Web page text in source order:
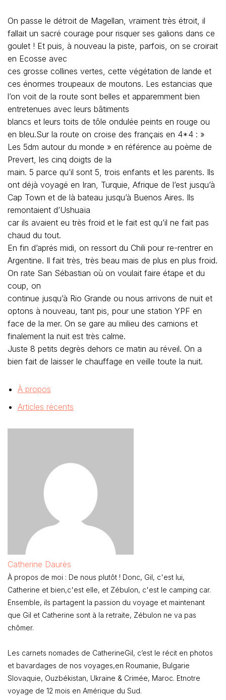
On passe le détroit de Magellan, vraiment très étroit, il
fallait un sacré courage pour risquer ses galions dans ce
goulet ! Et puis, à nouveau la piste, parfois, on se croirait
en Ecosse avec
ces grosse collines vertes, cette végétation de lande et
ces énormes troupeaux de moutons. Les estancias que
l’on voit de la route sont belles et apparemment bien
entretenues avec leurs bâtiments
blancs et leurs toits de tôle ondulée peints en rouge ou
en bleu.Sur la route on croise des français en 4*4 : »
Les 5dm autour du monde » en référence au poème de
Prevert, les cinq doigts de la
main. 5 parce qu’il sont 5, trois enfants et les parents. Ils
ont déjà voyagé en Iran, Turquie, Afrique de l’est jusqu’à
Cap Town et de là bateau jusqu’à Buenos Aires. Ils
remontaient d’Ushuaïa
car ils avaient eu très froid et le fait est qu’il ne fait pas
chaud du tout.
En fin d’aprés midi, on ressort du Chili pour re-rentrer en
Argentine. Il fait très, très beau mais de plus en plus froid.
On rate San Sébastian où on voulait faire étape et du
coup, on
continue jusqu’à Rio Grande ou nous arrivons de nuit et
optons à nouveau, tant pis, pour une station YPF en
face de la mer. On se gare au milieu des camions et
finalement la nuit est très calme.
Juste 8 petits degrès dehors ce matin au réveil. On a
bien fait de laisser le chauffage en veille toute la nuit.
À propos
Articles récents
Catherine Daurès
À propos de moi : De nous plutôt ! Donc, Gil, c'est lui,
Catherine et bien,c'est elle, et Zébulon, c'est le camping car.
Ensemble, ils partagent la passion du voyage et maintenant
que Gil et Catherine sont à la retraite, Zébulon ne va pas
chômer.
Les carnets nomades de CatherineGil, c’est le récit en photos
et bavardages de nos voyages,en Roumanie, Bulgarie
Slovaquie, Ouzbékistan, Ukraine & Crimée, Maroc. Etnotre
voyage de 12 mois en Amérique du Sud.